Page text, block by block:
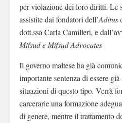
per violazione dei loro diritti. Le
assistite dai fondatori dell’Aditus
dott.ssa Carla Camilleri, e
Mifsud e Mifsud Advocates
Il governo maltese ha già
importante sentenza di essere
situazioni di questo tipo. Verrà
carcerarie una formazione
di genere, mentre il trattamento